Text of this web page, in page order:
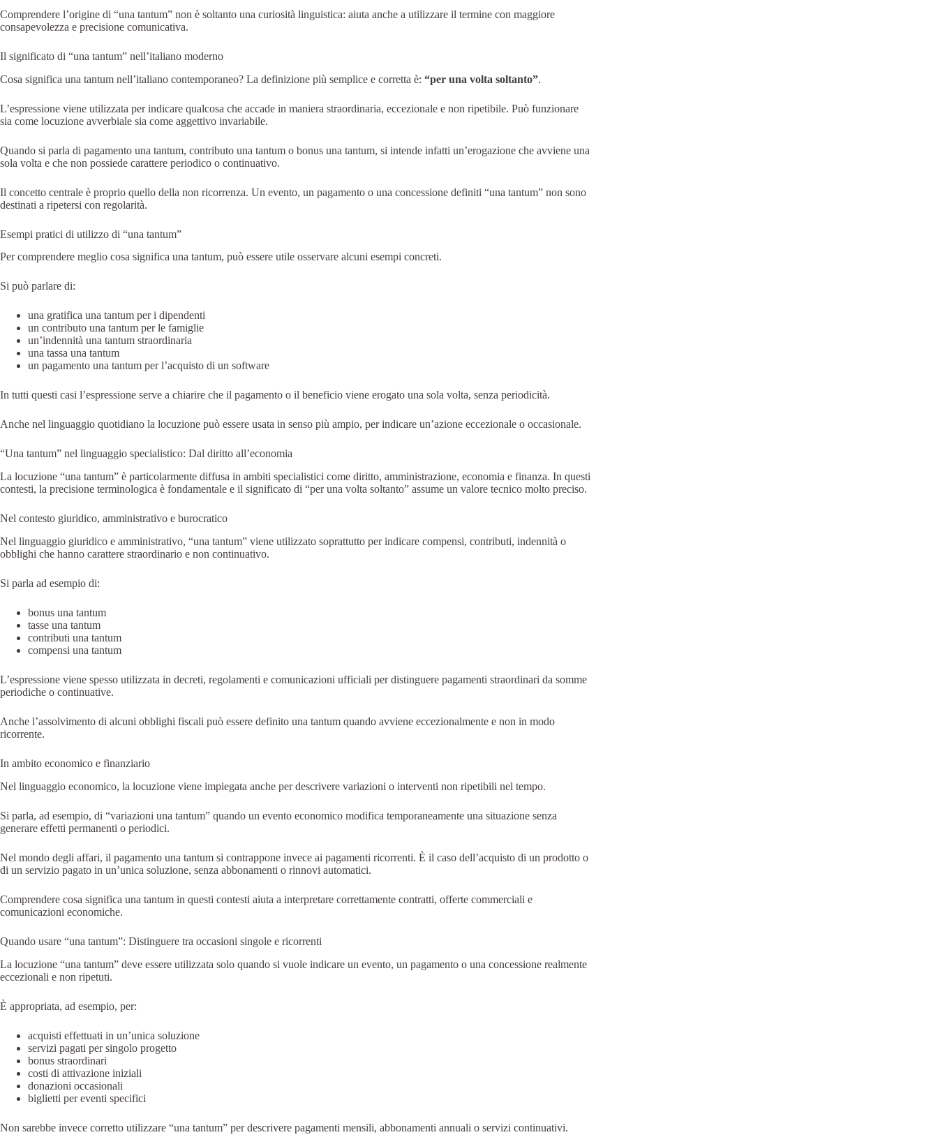
Comprendere l’origine di “una tantum” non è soltanto una curiosità linguistica: aiuta anche a utilizzare il termine con maggiore
consapevolezza e precisione comunicativa.
Il significato di “una tantum” nell’italiano moderno
Cosa significa una tantum nell’italiano contemporaneo? La definizione più semplice e corretta è: “per una volta soltanto”.
L’espressione viene utilizzata per indicare qualcosa che accade in maniera straordinaria, eccezionale e non ripetibile. Può funzionare
sia come locuzione avverbiale sia come aggettivo invariabile.
Quando si parla di pagamento una tantum, contributo una tantum o bonus una tantum, si intende infatti un’erogazione che avviene una
sola volta e che non possiede carattere periodico o continuativo.
Il concetto centrale è proprio quello della non ricorrenza. Un evento, un pagamento o una concessione definiti “una tantum” non sono
destinati a ripetersi con regolarità.
Esempi pratici di utilizzo di “una tantum”
Per comprendere meglio cosa significa una tantum, può essere utile osservare alcuni esempi concreti.
Si può parlare di:
una gratifica una tantum per i dipendenti
un contributo una tantum per le famiglie
un’indennità una tantum straordinaria
una tassa una tantum
un pagamento una tantum per l’acquisto di un software
In tutti questi casi l’espressione serve a chiarire che il pagamento o il beneficio viene erogato una sola volta, senza periodicità.
Anche nel linguaggio quotidiano la locuzione può essere usata in senso più ampio, per indicare un’azione eccezionale o occasionale.
“Una tantum” nel linguaggio specialistico: Dal diritto all’economia
La locuzione “una tantum” è particolarmente diffusa in ambiti specialistici come diritto, amministrazione, economia e finanza. In questi
contesti, la precisione terminologica è fondamentale e il significato di “per una volta soltanto” assume un valore tecnico molto preciso.
Nel contesto giuridico, amministrativo e burocratico
Nel linguaggio giuridico e amministrativo, “una tantum” viene utilizzato soprattutto per indicare compensi, contributi, indennità o
obblighi che hanno carattere straordinario e non continuativo.
Si parla ad esempio di:
bonus una tantum
tasse una tantum
contributi una tantum
compensi una tantum
L’espressione viene spesso utilizzata in decreti, regolamenti e comunicazioni ufficiali per distinguere pagamenti straordinari da somme
periodiche o continuative.
Anche l’assolvimento di alcuni obblighi fiscali può essere definito una tantum quando avviene eccezionalmente e non in modo
ricorrente.
In ambito economico e finanziario
Nel linguaggio economico, la locuzione viene impiegata anche per descrivere variazioni o interventi non ripetibili nel tempo.
Si parla, ad esempio, di “variazioni una tantum” quando un evento economico modifica temporaneamente una situazione senza
generare effetti permanenti o periodici.
Nel mondo degli affari, il pagamento una tantum si contrappone invece ai pagamenti ricorrenti. È il caso dell’acquisto di un prodotto o
di un servizio pagato in un’unica soluzione, senza abbonamenti o rinnovi automatici.
Comprendere cosa significa una tantum in questi contesti aiuta a interpretare correttamente contratti, offerte commerciali e
comunicazioni economiche.
Quando usare “una tantum”: Distinguere tra occasioni singole e ricorrenti
La locuzione “una tantum” deve essere utilizzata solo quando si vuole indicare un evento, un pagamento o una concessione realmente
eccezionali e non ripetuti.
È appropriata, ad esempio, per:
acquisti effettuati in un’unica soluzione
servizi pagati per singolo progetto
bonus straordinari
costi di attivazione iniziali
donazioni occasionali
biglietti per eventi specifici
Non sarebbe invece corretto utilizzare “una tantum” per descrivere pagamenti mensili, abbonamenti annuali o servizi continuativi.